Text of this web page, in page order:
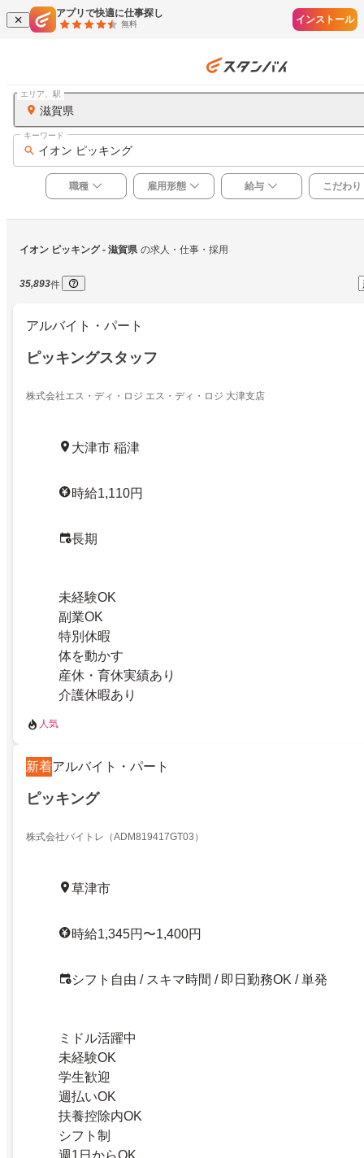
アプリで快適に仕事探し
無料 インストール
滋賀県
エリア、駅
イオン ピッキング
キーワード
職種 雇用形態 給与 こだわり
イオン ピッキング - 滋賀県 の求人・仕事・採用
35,893件
アルバイト・パート
ピッキングスタッフ
株式会社エス・ディ・ロジ エス・ディ・ロジ 大津支店
大津市 稲津
時給1,110円
長期
未経験OK
副業OK
特別休暇
体を動かす
産休・育休実績あり
介護休暇あり
人気
新着アルバイト・パート
ピッキング
株式会社バイトレ（ADM819417GT03）
草津市
時給1,345円〜1,400円
シフト自由 / スキマ時間 / 即日勤務OK / 単発
ミドル活躍中
未経験OK
学生歓迎
週払いOK
扶養控除内OK
シフト制
週1日からOK